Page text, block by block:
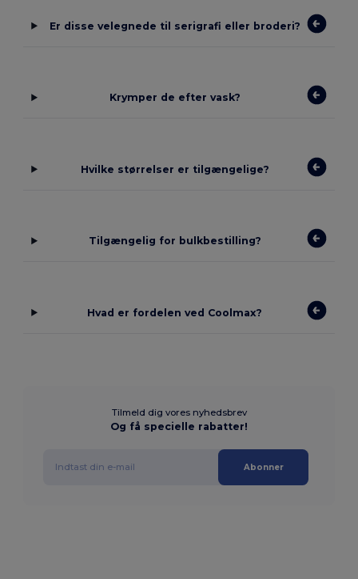
Er disse velegnede til serigrafi eller broderi?
Krymper de efter vask?
Hvilke størrelser er tilgængelige?
Tilgængelig for bulkbestilling?
Hvad er fordelen ved Coolmax?
Tilmeld dig vores nyhedsbrev
Og få specielle rabatter!
Abonner